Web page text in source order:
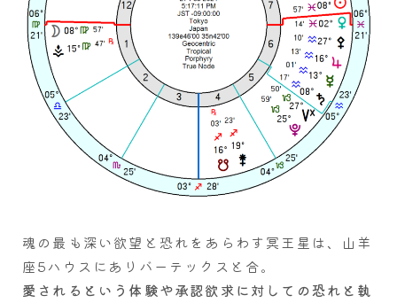
魂の最も深い欲望と恐れをあらわす冥王星は、山羊
座5ハウスにありバーテックスと合。
愛されるという体験や承認欲求に対しての恐れと執